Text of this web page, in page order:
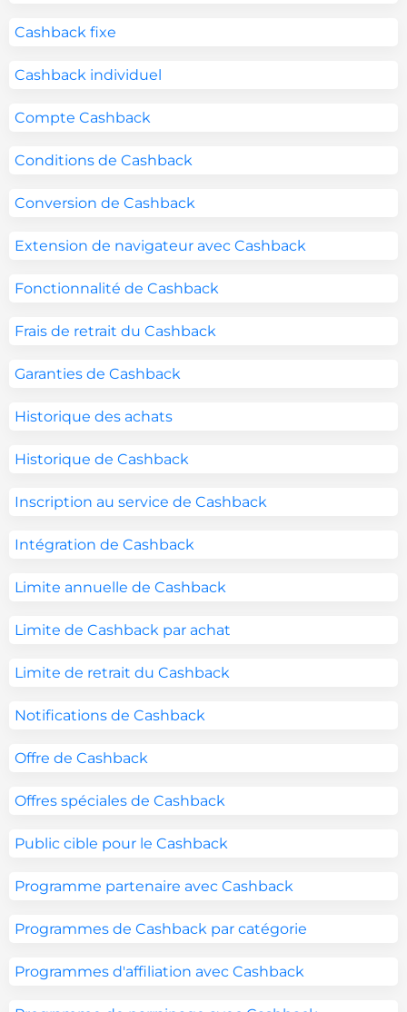
Cashback fixe
Cashback individuel
Compte Cashback
Conditions de Cashback
Conversion de Cashback
Extension de navigateur avec Cashback
Fonctionnalité de Cashback
Frais de retrait du Cashback
Garanties de Cashback
Historique des achats
Historique de Cashback
Inscription au service de Cashback
Intégration de Cashback
Limite annuelle de Cashback
Limite de Cashback par achat
Limite de retrait du Cashback
Notifications de Cashback
Offre de Cashback
Offres spéciales de Cashback
Public cible pour le Cashback
Programme partenaire avec Cashback
Programmes de Cashback par catégorie
Programmes d'affiliation avec Cashback